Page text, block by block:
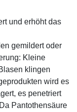
und erhöht das
gemildert oder
Kleine
klingen
wird es
es penetriert
Pantothensäure